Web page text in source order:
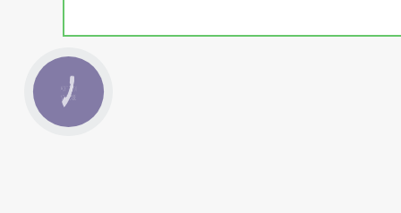
КНОПКА
ЗВ'ЯЗКУ